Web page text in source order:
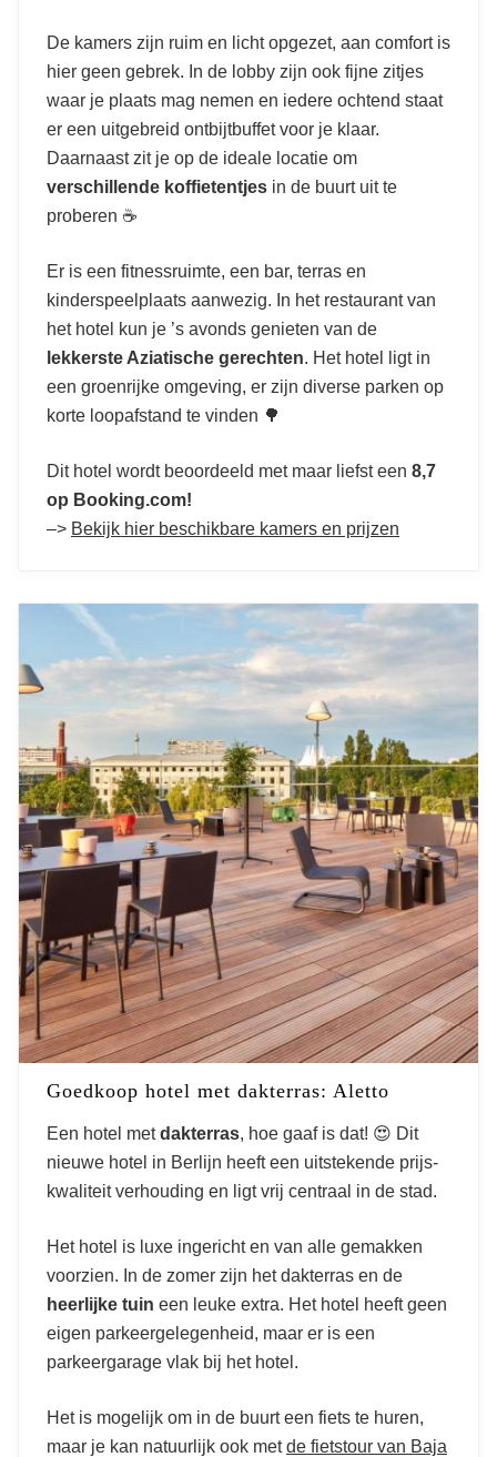
De kamers zijn ruim en licht opgezet, aan comfort is
hier geen gebrek. In de lobby zijn ook fijne zitjes
waar je plaats mag nemen en iedere ochtend staat
er een uitgebreid ontbijtbuffet voor je klaar.
Daarnaast zit je op de ideale locatie om
verschillende koffietentjes in de buurt uit te
proberen ☕
Er is een fitnessruimte, een bar, terras en
kinderspeelplaats aanwezig. In het restaurant van
het hotel kun je ’s avonds genieten van de
lekkerste Aziatische gerechten. Het hotel ligt in
een groenrijke omgeving, er zijn diverse parken op
korte loopafstand te vinden 🌳
Dit hotel wordt beoordeeld met maar liefst een 8,7
op Booking.com!
–> Bekijk hier beschikbare kamers en prijzen
Goedkoop hotel met dakterras: Aletto
Een hotel metdakterras, hoe gaaf is dat! 😍 Dit
nieuwe hotel in Berlijn heeft een uitstekende prijs-
kwaliteit verhouding en ligt vrij centraal in de stad.
Het hotel is luxe ingericht en van alle gemakken
voorzien. In de zomer zijn het dakterras en de
heerlijke tuin een leuke extra. Het hotel heeft geen
eigen parkeergelegenheid, maar er is een
parkeergarage vlak bij het hotel.
Het is mogelijk om in de buurt een fiets te huren,
maar je kan natuurlijk ook metde fietstour van Baja